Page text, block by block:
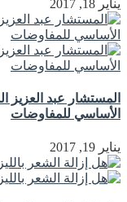
يناير 18, 2017
المستشار عبد العزيز
الأساسي للمفاوضات
يناير 19, 2017